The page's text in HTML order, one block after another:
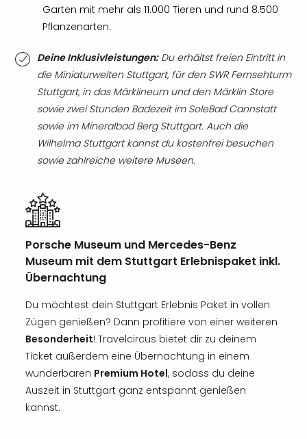
Garten mit mehr als 11.000 Tieren und rund 8.500
Pflanzenarten.
Deine Inklusivleistungen:Du erhältst freien Eintritt in
die Miniaturwelten Stuttgart, für den SWR Fernsehturm
Stuttgart, in das Märklineum und den Märklin Store
sowie zwei Stunden Badezeit im SoleBad Cannstatt
sowie im Mineralbad Berg Stuttgart. Auch die
Wilhelma Stuttgart kannst du kostenfrei besuchen
sowie zahlreiche weitere Museen.
Porsche Museum und Mercedes-Benz
Museum mit dem Stuttgart Erlebnispaket inkl.
Übernachtung
Du möchtest dein Stuttgart Erlebnis Paket in vollen
Zügen genießen? Dann profitiere von einer weiteren
Besonderheit! Travelcircus bietet dir zu deinem
Ticket außerdem eine Übernachtung in einem
wunderbaren Premium Hotel, sodass du deine
Auszeit in Stuttgart ganz entspannt genießen
kannst.